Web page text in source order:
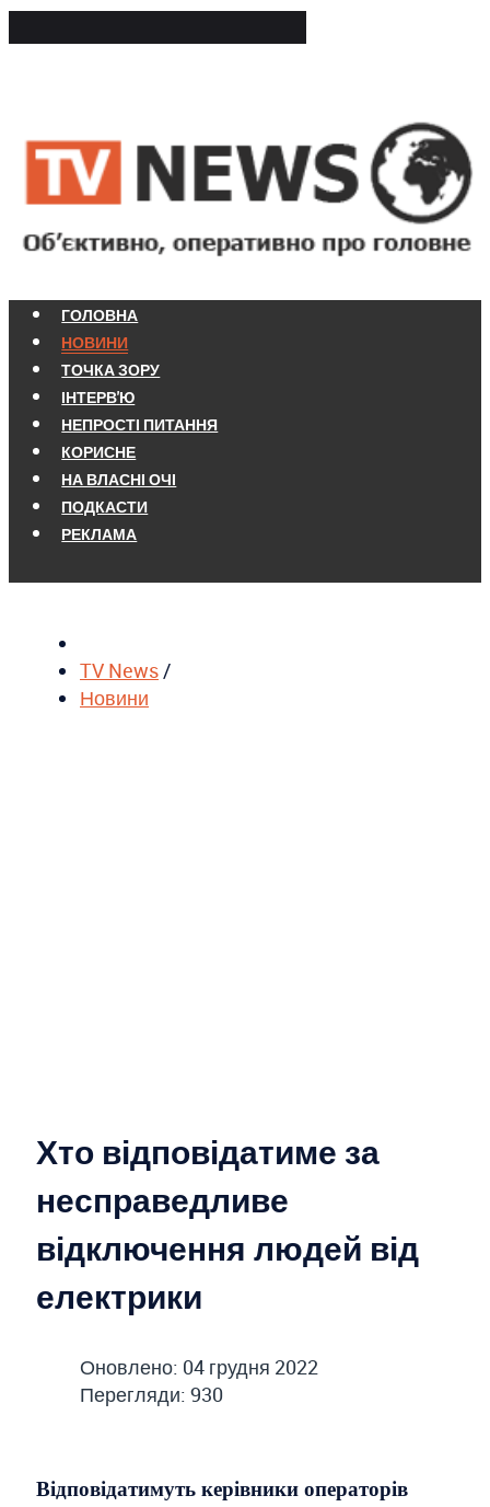
ГОЛОВНА
НОВИНИ
ТОЧКА ЗОРУ
ІНТЕРВ'Ю
НЕПРОСТІ ПИТАННЯ
КОРИСНЕ
НА ВЛАСНІ ОЧІ
ПОДКАСТИ
РЕКЛАМА
TV News/
Новини
Хто відповідатиме за
несправедливе
відключення людей від
електрики
Оновлено: 04 грудня 2022
Перегляди: 930
Відповідатимуть керівники операторів